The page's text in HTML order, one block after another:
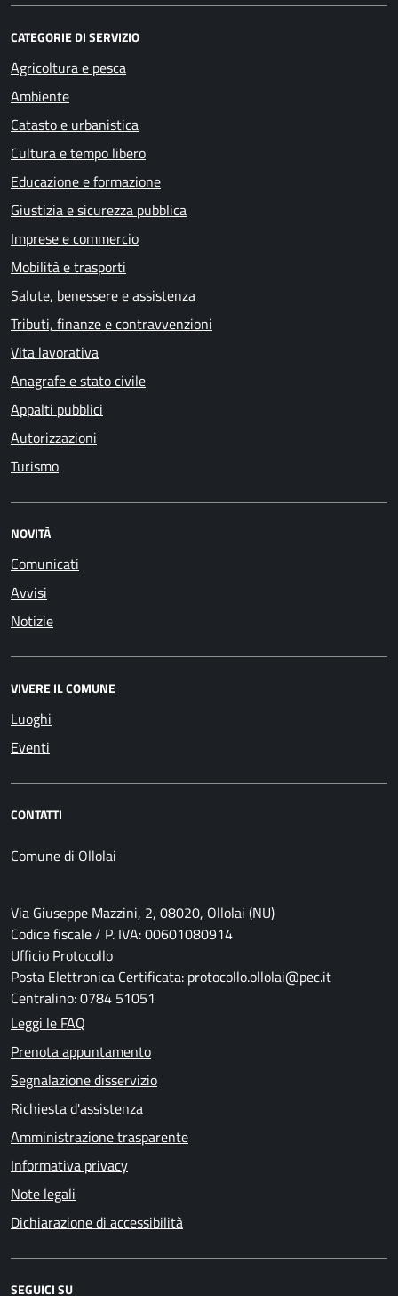
CATEGORIE DI SERVIZIO
Agricoltura e pesca
Ambiente
Catasto e urbanistica
Cultura e tempo libero
Educazione e formazione
Giustizia e sicurezza pubblica
Imprese e commercio
Mobilità e trasporti
Salute, benessere e assistenza
Tributi, finanze e contravvenzioni
Vita lavorativa
Anagrafe e stato civile
Appalti pubblici
Autorizzazioni
Turismo
NOVITÀ
Comunicati
Avvisi
Notizie
VIVERE IL COMUNE
Luoghi
Eventi
CONTATTI
Comune di Ollolai
Via Giuseppe Mazzini, 2, 08020, Ollolai (NU)
Codice fiscale / P. IVA: 00601080914
Ufficio Protocollo
Posta Elettronica Certificata: protocollo.ollolai@pec.it
Centralino: 0784 51051
Leggi le FAQ
Prenota appuntamento
Segnalazione disservizio
Richiesta d'assistenza
Amministrazione trasparente
Informativa privacy
Note legali
Dichiarazione di accessibilità
SEGUICI SU